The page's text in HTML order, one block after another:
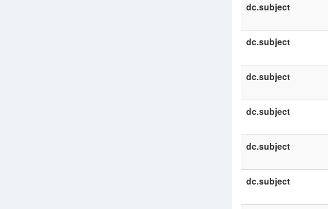
dc.subject
dc.subject
dc.subject
dc.subject
dc.subject
dc.subject